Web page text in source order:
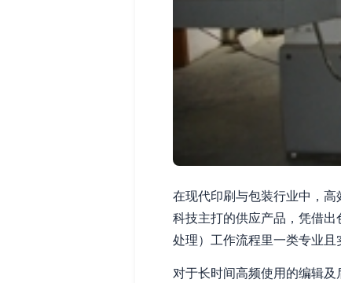
在现代印刷与包装行业中，
科技主打的供应产品，凭借
处理）工作流程里一类专业且
对于长时间高频使用的编辑